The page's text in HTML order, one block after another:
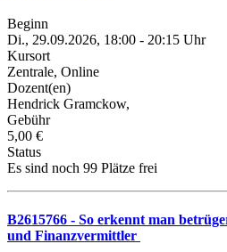
Beginn
Di., 29.09.2026, 18:00 - 20:15 Uhr
Kursort
Zentrale, Online
Dozent(en)
Hendrick Gramckow,
Gebühr
5,00 €
Status
Es sind noch 99 Plätze frei
B2615766 - So erkennt man
und Finanzvermittler